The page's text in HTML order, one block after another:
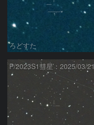
ろどすた
P/2023S1彗星：2025/03/21